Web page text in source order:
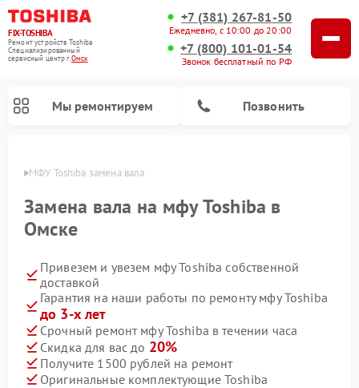
FIX-TOSHIBA
Ремонт устройств Toshiba
Специализированный
cервисный центр г.Омск
+7 (381) 267-81-50
Ежедневно, с 10:00 до 20:00
+7 (800) 101-01-54
Звонок бесплатный по РФ
Мы ремонтируем Позвонить
МФУ Toshiba замена вала
Замена вала на мфу Toshiba в
Омске
Привезем и увезем мфу Toshiba собственной
доставкой
Гарантия на наши работы по ремонту мфу Toshiba
до 3-х лет
Срочный ремонт мфу Toshiba в течении часа
Скидка для вас до 20%
Получите 1500 рублей на ремонт
Оригинальные комплектующие Toshiba